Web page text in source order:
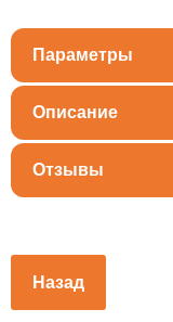
Параметры
Описание
Отзывы
Назад